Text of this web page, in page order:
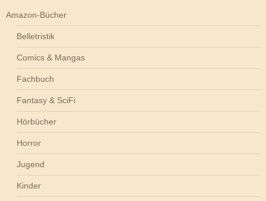
Amazon-Bücher
Belletristik
Comics & Mangas
Fachbuch
Fantasy & SciFi
Hörbücher
Horror
Jugend
Kinder